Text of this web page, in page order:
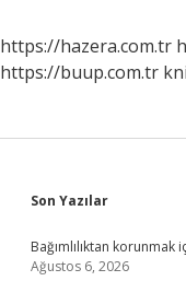
https://hazera.com.tr
https://buup.com.tr
Sidebar
Son Yazılar
Bağımlılıktan korunmak
Ağustos 6, 2026